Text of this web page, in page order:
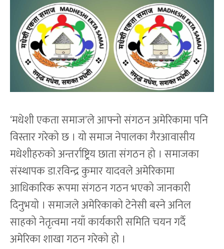
‘मधेशी एकता समाज’ले आफ्नो संगठन अमेरिकामा पनि
विस्तार गरेको छ । यो समाज नेपालका गैरआवासीय
मधेशीहरुको अन्तर्राष्ट्रिय छाता संगठन हो । समाजका
संस्थापक डा.रविन्द्र कुमार यादवले अमेरिकामा
आधिकारिक रूपमा संगठन गठन भएको जानकारी
दिनुभयो । समाजले अमेरिकाको टेनेसी बस्ने अनिल
साहको नेतृत्वमा नयाँ कार्यकारी समिति चयन गर्दै
अमेरिका शाखा गठन गरेको हो ।